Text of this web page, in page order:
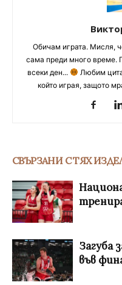
Обичам играта. Мисля,
сама преди много време.
всеки ден...
Любим
който играя, защото
СВЪРЗАНИ С ТЯХ
Загуба
във